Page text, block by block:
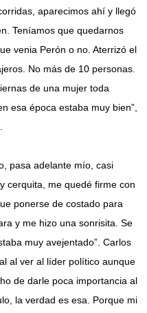
aparecimos ahí y llegó
Teníamos que quedarnos
venia Perón o no. Aterrizó el
No más de 10 personas.
de una mujer toda
esa época estaba muy bien”,
pasa adelante mío, casi
cerquita, me quedé firme con
ponerse de costado para
y me hizo una sonrisita. Se
muy avejentado”. Carlos
al ver al líder político aunque
de darle poca importancia al
la verdad es esa. Porque mi